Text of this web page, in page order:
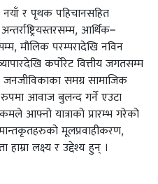
नयाँ र पृथक पहिचानसहित
आर्थिक–
मौलिक परम्परादेखि नविन
कर्पोरेट वित्तीय जगतसम्म
जनजीविकाका समग्र सामाजिक
आवाज बुलन्द गर्ने एउटा
आफ्नो यात्राको प्रारम्भ गरेको
मूलप्रवाहीकरण,
लक्ष्य र उद्देश्य हुन् ।